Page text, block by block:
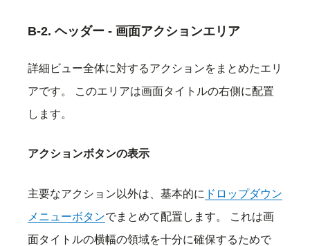
B-2. ヘッダー - 画面アクションエリア
詳細ビュー全体に対するアクションをまとめたエリ
アです。 このエリアは画面タイトルの右側に配置
します。
アクションボタンの表示
主要なアクション以外は、基本的に ドロップダウン
メニューボタンでまとめて配置します。 これは画
面タイトルの横幅の領域を十分に確保するためで